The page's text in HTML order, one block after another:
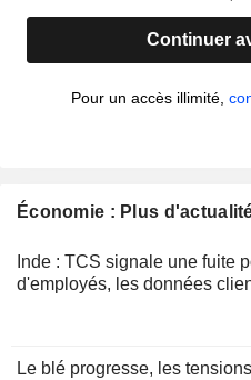
Continuer
Pour un accès illimité,
Économie : Plus
Inde : TCS signale une fuite
d'employés, les données
Le blé progresse, les